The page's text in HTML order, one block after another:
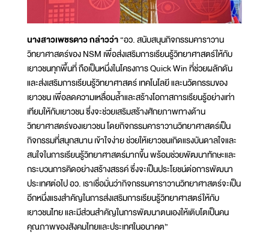
นางสาวเพชรดาว กล่าวว่า“อว. สนับสนุนกิจกรรมคาราวาน
วิทยาศาสตร์ของ NSM เพื่อส่งเสริมการเรียนรู้วิทยาศาสตร์ให้กับ
เยาวชนทุกพื้นที่ ถือเป็นหนึ่งในโครงการ Quick Win ที่ช่วยผลักดัน
และส่งเสริมการเรียนรู้วิทยาศาสตร์ เทคโนโลยี และนวัตกรรมของ
เยาวชน เพื่อลดความเหลื่อมล้ำและสร้างโอกาสการเรียนรู้อย่างเท่า
เทียมให้กับเยาวชน ซึ่งจะช่วยเสริมสร้างศักยภาพทางด้าน
วิทยาศาสตร์ของเยาวชน โดยกิจกรรมคาราวานวิทยาศาสตร์เป็น
กิจกรรมที่สนุกสนาน เข้าใจง่าย ช่วยให้เยาวชนเกิดแรงบันดาลใจและ
สนใจในการเรียนรู้วิทยาศาสตร์มากขึ้น พร้อมช่วยพัฒนาทักษะและ
กระบวนการคิดอย่างสร้างสรรค์ ซึ่งจะเป็นประโยชน์ต่อการพัฒนา
ประเทศต่อไป อว. เราเชื่อมั่นว่ากิจกรรมคาราวานวิทยาศาสตร์จะเป็น
อีกหนึ่งแรงสำคัญในการส่งเสริมการเรียนรู้วิทยาศาสตร์ให้กับ
เยาวชนไทย และมีส่วนสำคัญในการพัฒนาตนเองให้เติบโตเป็นคน
คุณภาพของสังคมไทยและประเทศในอนาคต”